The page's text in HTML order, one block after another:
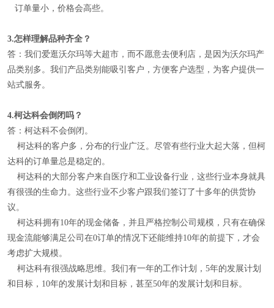
订单量小，价格会高些。
3.怎样理解品种齐全？
答：我们爱逛沃尔玛等大超市，而不愿意去便利店，是因为沃尔玛产
品类别多。我们产品类别能吸引客户，方便客户选型，为客户提供一
站式服务。
4.柯达科会倒闭吗？
答：柯达科不会倒闭。
柯达科的客户多，分布的行业广泛。尽管有些行业大起大落，但柯
达科的订单量总是稳定的。
柯达科的大部分客户来自医疗和工业设备行业，这些行业本身就具
有很强的生命力。这些行业不少客户跟我们签订了十多年的供货协
议。
柯达科拥有10年的现金储备，并且严格控制公司规模，只有在确保
现金流能够满足公司在0订单的情况下还能维持10年的前提下，才会
考虑扩大规模。
柯达科有很强战略思维。我们有一年的工作计划，5年的发展计划
和目标，10年的发展计划和目标，甚至50年的发展计划和目标。